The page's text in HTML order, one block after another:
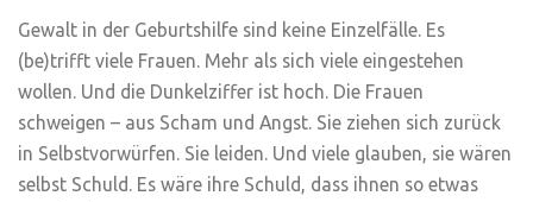
Gewalt in der Geburtshilfe sind keine Einzelfälle. Es
(be)trifft viele Frauen. Mehr als sich viele eingestehen
wollen. Und die Dunkelziffer ist hoch. Die Frauen
schweigen – aus Scham und Angst. Sie ziehen sich zurück
in Selbstvorwürfen. Sie leiden. Und viele glauben, sie wären
selbst Schuld. Es wäre ihre Schuld, dass ihnen so etwas